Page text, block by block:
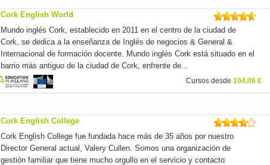
Cork English World
Mundo inglés Cork, establecido en 2011 en el centro de la ciudad de
Cork, se dedica a la enseñanza de Inglés de negocios & General &
Internacional de formación docente. Mundo inglés Cork está situado en el
barrio más antiguo de la ciudad de Cork, enfrente de...
Cursos desde 104,06 €
Cork English College
Cork English College fue fundada hace más de 35 años por nuestro
Director General actual, Valery Cullen. Somos una organización de
gestión familiar que tiene mucho orgullo en el servicio y contacto